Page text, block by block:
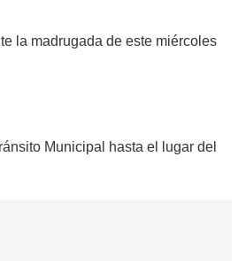
la madrugada de este miércoles
Municipal hasta el lugar del